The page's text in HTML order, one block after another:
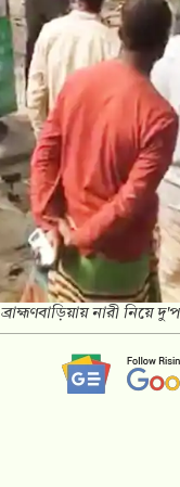
ব্রাহ্মণবাড়িয়ায় নারী নিয়ে